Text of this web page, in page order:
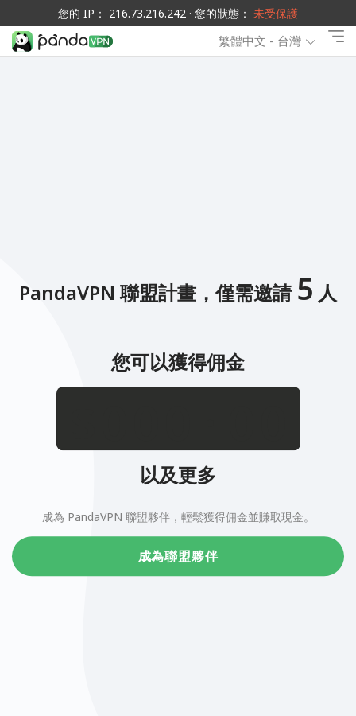
您的 IP： 216.73.216.242 · 您的狀態： 未受保護
繁體中文 - 台灣
PandaVPN 聯盟計畫，僅需邀請 5 人
您可以獲得佣金
.
以及更多
成為 PandaVPN 聯盟夥伴，輕鬆獲得佣金並賺取現金。
成為聯盟夥伴